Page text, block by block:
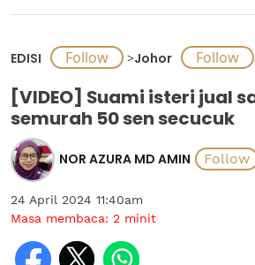
EDISI >Johor
[VIDEO] Suami isteri jual
semurah 50 sen secucuk
NOR AZURA MD AMIN
24 April 2024 11:40am
Masa membaca: 2 minit